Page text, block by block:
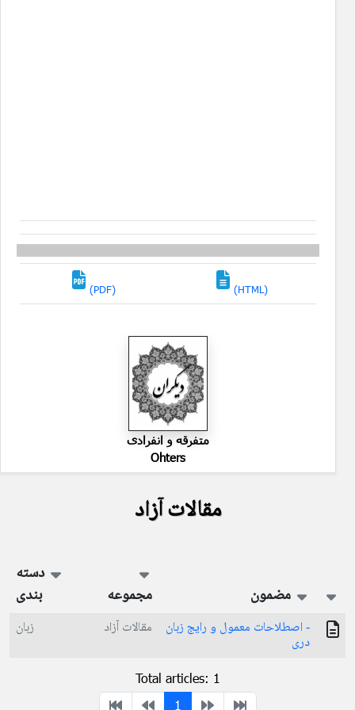
(PDF) (HTML)
متفرقه و انفرادی
Ohters
مقالات آزاد
مضمون مجموعه
دسته
بندی
- اصطلاحات معمول و رایج زبان
دری
مقالات آزاد زبان
Total articles: 1
1